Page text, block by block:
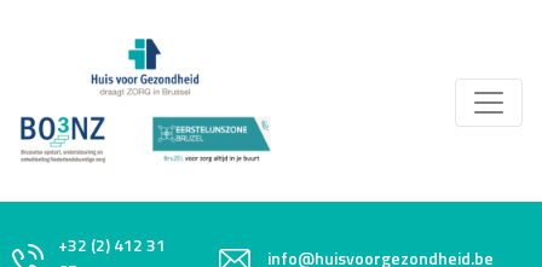
+32 (2) 412 31
info@huisvoorgezondheid.be